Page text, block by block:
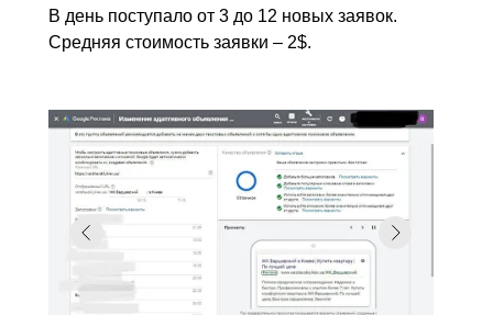
В день поступало от 3 до 12 новых заявок.
Средняя стоимость заявки – 2$.